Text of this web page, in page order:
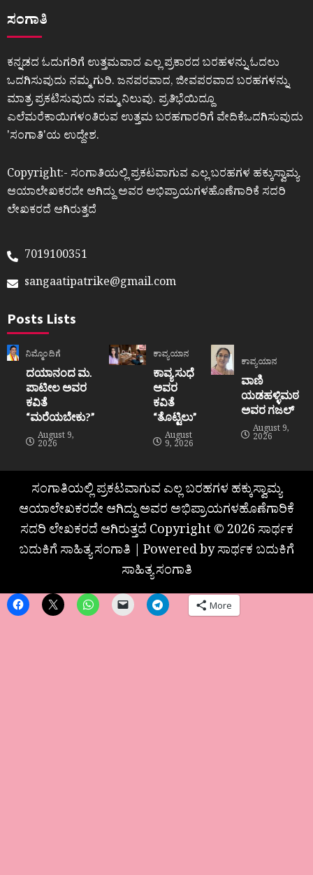
ಸಂಗಾತಿ
ಕನ್ನಡದ ಓದುಗರಿಗೆ ಉತ್ತಮವಾದ ಎಲ್ಲ ಪ್ರಕಾರದ ಬರಹಳನ್ನು ಓದಲು
ಒದಗಿಸುವುದು ನಮ್ಮ ಗುರಿ. ಜನಪರವಾದ, ಜೀವಪರವಾದ ಬರಹಗಳನ್ನು
ಮಾತ್ರ ಪ್ರಕಟಿಸುವುದು ನಮ್ಮ ನಿಲುವು. ಪ್ರತಿಭೆಯಿದ್ದೂ
ಎಲೆಮರೆಕಾಯಿಗಳಂತಿರುವ ಉತ್ತಮ ಬರಹಗಾರರಿಗೆ ವೇದಿಕೆಒದಗಿಸುವುದು
ʼಸಂಗಾತಿʼಯ ಉದ್ದೇಶ.
Copyright:- ಸಂಗಾತಿಯಲ್ಲಿ ಪ್ರಕಟವಾಗುವ ಎಲ್ಲ ಬರಹಗಳ ಹಕ್ಕುಸ್ವಾಮ್ಯ
ಆಯಾಲೇಖಕರದೇ ಆಗಿದ್ದು ಅವರ ಅಭಿಪ್ರಾಯಗಳಹೊಣೆಗಾರಿಕೆ ಸದರಿ
ಲೇಖಕರದೆ ಆಗಿರುತ್ತದೆ
7019100351
sangaatipatrike@gmail.com
Posts Lists
ನಿಮ್ಮೊಂದಿಗೆ
ದಯಾನಂದ ಮ.
ಪಾಟೀಲ ಅವರ
ಕವಿತೆ
“ಮರೆಯಬೇಕು?”
August 9,
2026
ಕಾವ್ಯಯಾನ
ಕಾವ್ಯ ಸುಧೆ
ಅವರ
ಕವಿತೆ
“ತೊಟ್ಟಿಲು”
August
9, 2026
ಕಾವ್ಯಯಾನ
ವಾಣಿ
ಯಡಹಳ್ಳಿಮಠ
ಅವರ ಗಜಲ್
August 9,
2026
ಸಂಗಾತಿಯಲ್ಲಿ ಪ್ರಕಟವಾಗುವ ಎಲ್ಲ ಬರಹಗಳ ಹಕ್ಕುಸ್ವಾಮ್ಯ
ಆಯಾಲೇಖಕರದೇ ಆಗಿದ್ದು ಅವರ ಅಭಿಪ್ರಾಯಗಳಹೊಣೆಗಾರಿಕೆ
ಸದರಿ ಲೇಖಕರದೆ ಆಗಿರುತ್ತದೆ Copyright © 2026 ಸಾರ್ಥಕ
ಬದುಕಿಗೆ ಸಾಹಿತ್ಯ ಸಂಗಾತಿ | Powered by ಸಾರ್ಥಕ ಬದುಕಿಗೆ
ಸಾಹಿತ್ಯ ಸಂಗಾತಿ
More